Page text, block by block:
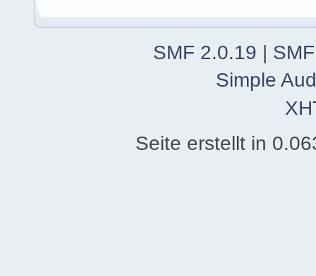
SMF 2.0.19 |
Simple
Seite erstellt in